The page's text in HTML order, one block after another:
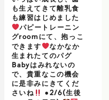
も生えてきて離乳食
も練習はじめました
パピートレーニン
グroomにて、抱っこ
できます
なかなか
生まれたてのパグ
Babyはみれないの
で、貴重なこの機会
に是非みにきてくだ
さいね
●2/6(生後